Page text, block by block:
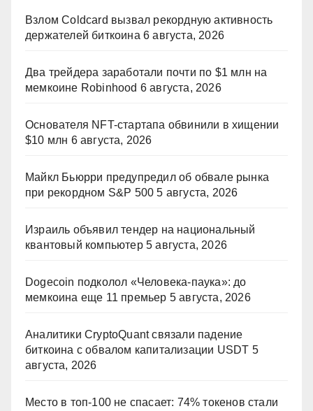
Взлом Coldcard вызвал рекордную активность
держателей биткоина 6 августа, 2026
Два трейдера заработали почти по $1 млн на
мемкоине Robinhood 6 августа, 2026
Основателя NFT-стартапа обвинили в хищении
$10 млн 6 августа, 2026
Майкл Бьюрри предупредил об обвале рынка
при рекордном S&P 500 5 августа, 2026
Израиль объявил тендер на национальный
квантовый компьютер 5 августа, 2026
Dogecoin подколол «Человека-паука»: до
мемкоина еще 11 премьер 5 августа, 2026
Аналитики CryptoQuant связали падение
биткоина с обвалом капитализации USDT 5
августа, 2026
Место в топ-100 не спасает: 74% токенов стали